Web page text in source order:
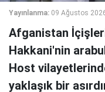
Yayınlanma: 09 Ağustos
Afganistan
Hakkani'nin
Host
yaklaşık bir